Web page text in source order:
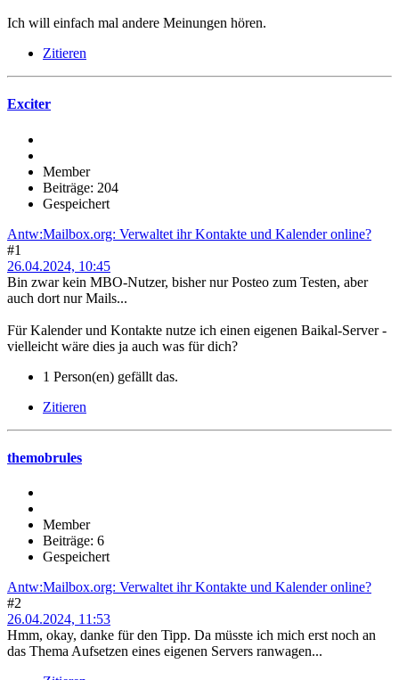
Ich will einfach mal andere Meinungen hören.
Zitieren
Exciter
Member
Beiträge: 204
Gespeichert
Antw:Mailbox.org: Verwaltet ihr Kontakte und Kalender online?
#1
26.04.2024, 10:45
Bin zwar kein MBO-Nutzer, bisher nur Posteo zum Testen, aber
auch dort nur Mails...
Für Kalender und Kontakte nutze ich einen eigenen Baikal-Server -
vielleicht wäre dies ja auch was für dich?
1 Person(en) gefällt das.
Zitieren
themobrules
Member
Beiträge: 6
Gespeichert
Antw:Mailbox.org: Verwaltet ihr Kontakte und Kalender online?
#2
26.04.2024, 11:53
Hmm, okay, danke für den Tipp. Da müsste ich mich erst noch an
das Thema Aufsetzen eines eigenen Servers ranwagen...